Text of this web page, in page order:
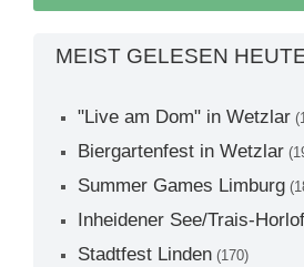
MEIST GELESEN
"Live am Dom" in Wetzlar
Biergartenfest in Wetzlar
Summer Games Limburg
Inheidener See/Trais-
Stadtfest Linden (170)